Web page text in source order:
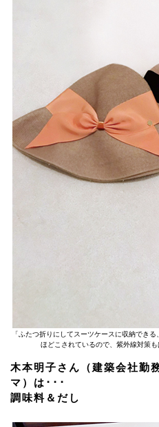
「ふたつ折りにしてスーツケースに収納でき
ほどこされているので、紫外線対策
木本明子さん（建築会社勤
マ）は･･･
調味料＆だし